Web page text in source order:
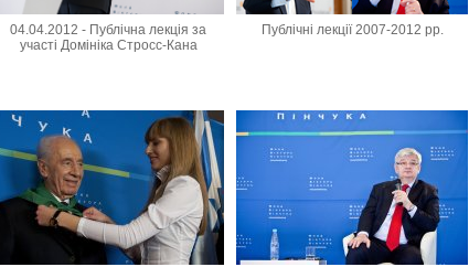
04.04.2012 - Публічна лекція за
участі Домініка Стросс-Кана
Публічні лекції 2007-2012 рр.